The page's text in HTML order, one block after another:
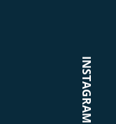
INSTAGRAM